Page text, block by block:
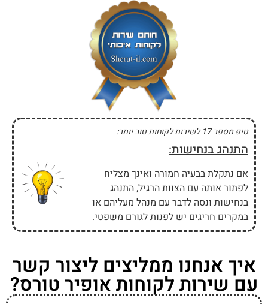
טיפ מספר 17 לשירות לקוחות טוב יותר:
התנהג בנחישות:
אם נתקלת בבעיה חמורה ואינך מצליח
לפתור אותה עם הצוות הרגיל, התנהג
בנחישות ונסה לדבר עם מנהל מעליהם או
במקרים חריגים יש לפנות לגורם משפטי.
איך אנחנו ממליצים ליצור קשר
עם שירות לקוחות אופיר טורס?